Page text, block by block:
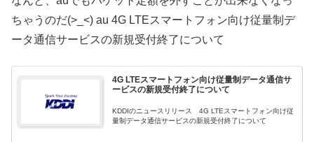
ちゃうのだ(>_<) au 4G LTEスマートフォン向け従量制デ
ータ通信サービスの新規受付終了について
4G LTEスマートフォン向け従量制データ通信サ
ービスの新規受付終了について
KDDIのニュースリリース 4G LTEスマートフォン向け従
量制データ通信サービスの新規受付終了について